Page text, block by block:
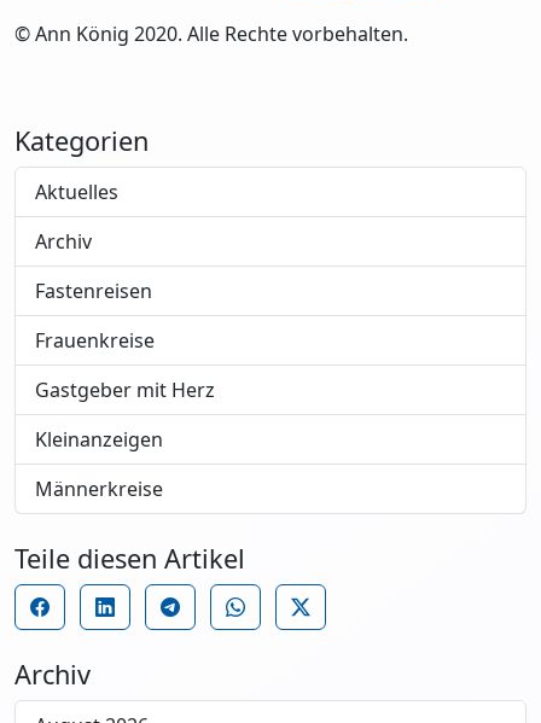
© Ann König 2020. Alle Rechte vorbehalten.
Kategorien
Aktuelles
Archiv
Fastenreisen
Frauenkreise
Gastgeber mit Herz
Kleinanzeigen
Männerkreise
Teile diesen Artikel
Archiv